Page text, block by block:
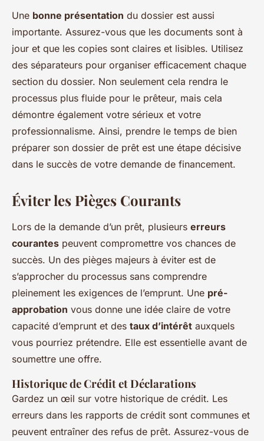
Une bonne présentation du dossier est aussi
importante. Assurez-vous que les documents sont à
jour et que les copies sont claires et lisibles. Utilisez
des séparateurs pour organiser efficacement chaque
section du dossier. Non seulement cela rendra le
processus plus fluide pour le prêteur, mais cela
démontre également votre sérieux et votre
professionnalisme. Ainsi, prendre le temps de bien
préparer son dossier de prêt est une étape décisive
dans le succès de votre demande de financement.
Éviter les Pièges Courants
Lors de la demande d’un prêt, plusieurs erreurs
courantes peuvent compromettre vos chances de
succès. Un des pièges majeurs à éviter est de
s’approcher du processus sans comprendre
pleinement les exigences de l’emprunt. Une pré-
approbation vous donne une idée claire de votre
capacité d’emprunt et des taux d’intérêt auxquels
vous pourriez prétendre. Elle est essentielle avant de
soumettre une offre.
Historique de Crédit et Déclarations
Gardez un œil sur votre historique de crédit. Les
erreurs dans les rapports de crédit sont communes et
peuvent entraîner des refus de prêt. Assurez-vous de